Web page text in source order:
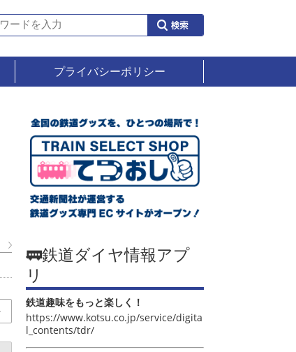
プライバシーポリシー
🚃鉄道ダイヤ情報アプ
リ
鉄道趣味をもっと楽しく！
https://www.kotsu.co.jp/service/digita
l_contents/tdr/